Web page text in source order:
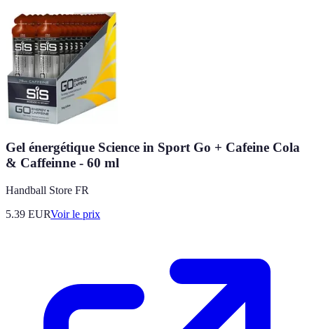
Gel énergétique Science in Sport Go + Cafeine Cola
& Caffeinne - 60 ml
Handball Store FR
5.39 EURVoir le prix